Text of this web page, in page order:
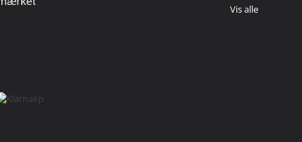
Vis alle